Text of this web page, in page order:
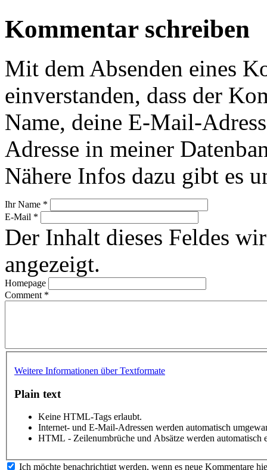
Kommentar schreiben
Mit dem Absenden eines
einverstanden, dass der
Name, deine E-Mail-
Adresse in meiner
Nähere Infos dazu gibt es
Ihr Name *
E-Mail *
Der Inhalt dieses Feldes
angezeigt.
Homepage
Comment *
Weitere Informationen über Textformate
Plain text
Keine HTML-Tags erlaubt.
Internet- und E-Mail-Adressen werden automatisch
HTML - Zeilenumbrüche und Absätze werden automatisch
Ich möchte benachrichtigt werden, wenn es neue Kommentare